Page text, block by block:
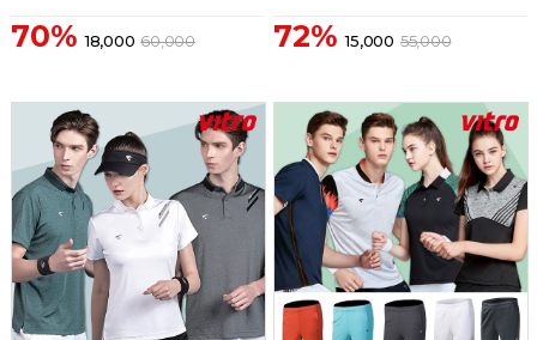
70% 18,000 60,000 72% 15,000 55,000